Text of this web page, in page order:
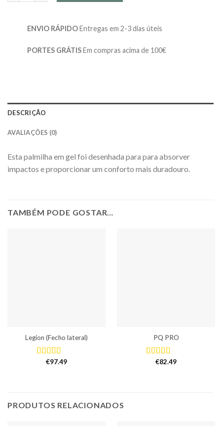
ENVIO RÁPIDOEntregas em 2-3 dias úteis
PORTES GRÁTISEm compras acima de 100€
DESCRIÇÃO
AVALIAÇÕES (0)
Esta palmilha em gel foi desenhada para para absorver
impactos e proporcionar um conforto mais duradouro.
TAMBÉM PODE GOSTAR…
Legion (Fecho lateral)
Avaliação
€97.49
PQ PRO
Avaliação
€82.49
PRODUTOS RELACIONADOS